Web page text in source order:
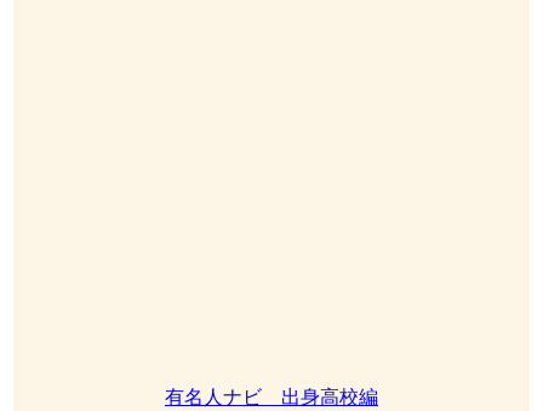
有名人ナビ 出身高校編